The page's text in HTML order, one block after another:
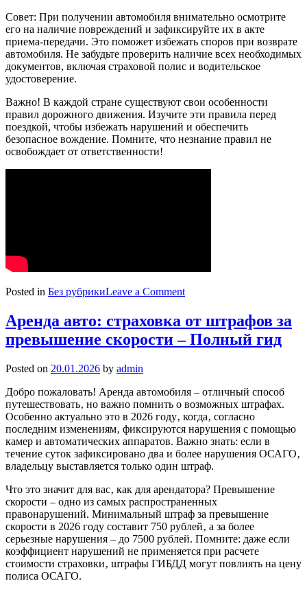
Совет: При получении автомобиля внимательно осмотрите
его на наличие повреждений и зафиксируйте их в акте
приема-передачи. Это поможет избежать споров при возврате
автомобиля. Не забудьте проверить наличие всех необходимых
документов, включая страховой полис и водительское
удостоверение.
Важно! В каждой стране существуют свои особенности
правил дорожного движения. Изучите эти правила перед
поездкой, чтобы избежать нарушений и обеспечить
безопасное вождение. Помните, что незнание правил не
освобождает от ответственности!
Posted in Без рубрикиLeave a Commenton
и
различия
Аренда авто: страховка от штрафов за
превышение скорости – Полный гид
Posted on 20.01.2026 by admin
Добро пожаловать! Аренда автомобиля – отличный способ
путешествовать‚ но важно помнить о возможных штрафах.
Особенно актуально это в 2026 году‚ когда‚ согласно
последним изменениям‚ фиксируются нарушения с помощью
камер и автоматических аппаратов. Важно знать: если в
течение суток зафиксировано два и более нарушения ОСАГО‚
владельцу выставляется только один штраф.
Что это значит для вас‚ как для арендатора? Превышение
скорости – одно из самых распространенных
правонарушений. Минимальный штраф за превышение
скорости в 2026 году составит 750 рублей‚ а за более
серьезные нарушения – до 7500 рублей. Помните: даже если
коэффициент нарушений не применяется при расчете
стоимости страховки‚ штрафы ГИБДД могут повлиять на цену
полиса ОСАГО.